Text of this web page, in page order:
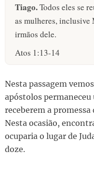
Tiago.Todos eles se
as mulheres, inclusive
irmãos dele.
Atos 1:13-14
Nesta passagem
apóstolos
receberem a
Nesta ocasião,
ocuparia o lugar de
doze.